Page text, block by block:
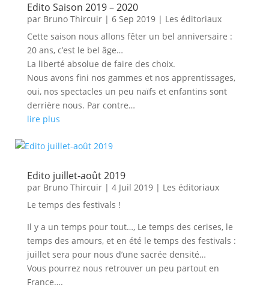
Edito Saison 2019 – 2020
par Bruno Thircuir| 6 Sep 2019| Les éditoriaux
Cette saison nous allons fêter un bel anniversaire :
20 ans, c’est le bel âge…
La liberté absolue de faire des choix.
Nous avons fini nos gammes et nos apprentissages,
oui, nos spectacles un peu naïfs et enfantins sont
derrière nous. Par contre…
lire plus
Edito juillet-août 2019
par Bruno Thircuir| 4 Juil 2019| Les éditoriaux
Le temps des festivals !
Il y a un temps pour tout…, Le temps des cerises, le
temps des amours, et en été le temps des festivals :
juillet sera pour nous d’une sacrée densité…
Vous pourrez nous retrouver un peu partout en
France….